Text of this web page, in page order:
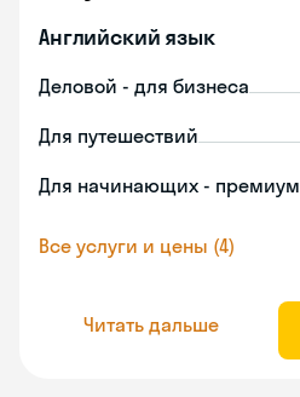
Английский язык
Деловой - для бизнеса
Для путешествий
Для начинающих - премиум
Все услуги и цены (4)
Читать дальше